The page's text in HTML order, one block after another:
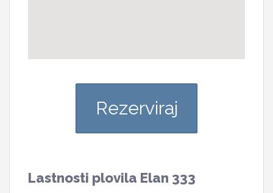
Rezerviraj
Lastnosti plovila Elan 333